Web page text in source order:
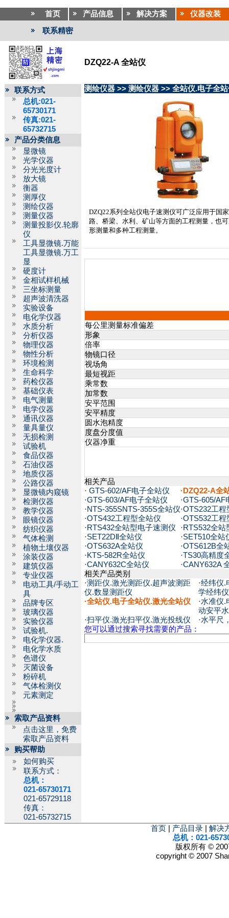
首页 产品信息 解决方案 仪器改装
联系精密
DZQ22-A 全站仪
联系方式
总机:021-
65730171
传真:021-
65732715
产品分类信息
显微镜
光学仪器
分光光度计
放大镜
衡器
测厚仪
测绘仪器
测量仪器
测量投影仪.轮廓
仪
工具显微镜.万能
工具显微镜.万工
显
硬度计
金相试样机械
三坐标测量
超声波清洗器
实验设备
电化学仪器
水质分析
分析仪器
物理仪器
物性分析
环境检测
生命科学
药检仪器
基础仪表
电气测量
电学仪器
通讯仪器
量具量仪
无损检测
试验机
食品仪器
石油仪器
地质仪器
公路仪器
显微镜内窥镜
检测仪器
教学仪器
眼镜仪器
纺织仪器
气体检测
植物土壤仪器
涂装仪器
建筑仪器
专业仪器
电动工具/手动工
具
品牌专区
玻璃仪器
实验仪器
试验机.
电化学仪器.
电化学水质
色谱仪
灭菌设备
粉碎机
气体检测仪
元素测定
索取产品资料
点击这里，免费
索取产品资料
购买帮助
如何购买
联系方式：
总机：
021-65730171
021-65729118
传真：
021-65732715
测绘仪器 >> 测绘仪器 >> 全站仪.电子全
DZQ22系列全站仪电子速测仪可广泛应用于国
路、桥梁、水利、矿山等方面的工程测量，也
形测量和多种工程测量。
每公里测量标准偏差
形象
倍率
物镜口径
视场角
最短视距
乘常数
加常数
安平范围
安平精度
圆水泡精度
度盘分度值
仪器净重
相关产品
· GTS-602/AF电子全站仪
·DZQ22-A全
·GTS-603/AF电子全站仪 ·GTS-605/AF
·NTS-355SNTS-355S全站仪·OTS232工程
·OTS432工程型全站仪 ·OTS532工程
·RTS432全站型电子速测仪 ·RTS532全站
·SET22DⅡ全站仪 ·SET510全站
·OTS632A全站仪 ·OTS612B全
·KTS-582R全站仪 ·TS30高精度
·CANY632C全站仪 ·CANY632A
相关产品类别
·测距仪.激光测距仪.超声波测距
仪.数显测距仪
·经纬仪.
学经纬仪
·全站仪.电子全站仪.激光全站仪 ·水准仪.
动安平
·扫平仪.激光扫平仪.激光投线仪 ·水平尺
您可以通过搜索寻找需要的产品：
首页 产品目录
解决
总机：021-
版权所有 ©
copyright © 2007